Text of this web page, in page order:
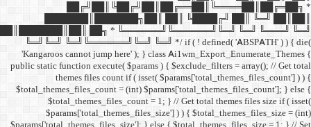
██║███████║██║ ██╗
╚═╝╚═╝
'Kangaroos cannot
public static function
themes files